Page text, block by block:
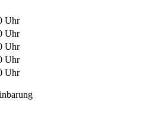
Uhr
Uhr
Uhr
Uhr
Uhr